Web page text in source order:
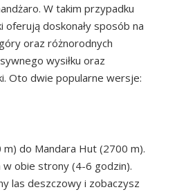
W takim przypadku
doskonały sposób na
oraz różnorodnych
wysiłku oraz
Oto dwie popularne wersje:
do Mandara Hut (2700 m).
w obie strony (4-6 godzin).
las deszczowy i zobaczysz